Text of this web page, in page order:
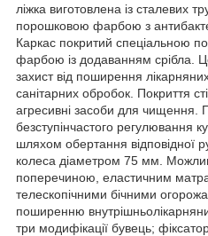
ліжка виготовлена ​​із сталевих
порошковою фарбою з
Каркас покритий спеціальною
фарбою із додаванням срібла.
захист від поширення
санітарних обробок. Покриття
агресивні засоби для чищення.
безступінчастого регулювання
шляхом обертання відповідної
колеса діаметром 75 мм.
поперечиною, еластичним
телескопічними бічними
поширенню
три модифікації бувець;